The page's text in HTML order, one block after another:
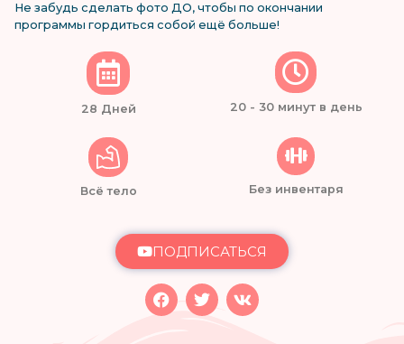
Не забудь сделать фото ДО, чтобы по окончании
программы гордиться собой ещё больше!
28 Дней 20 - 30 минут в день
Всё тело Без инвентаря
ПОДПИСАТЬСЯ